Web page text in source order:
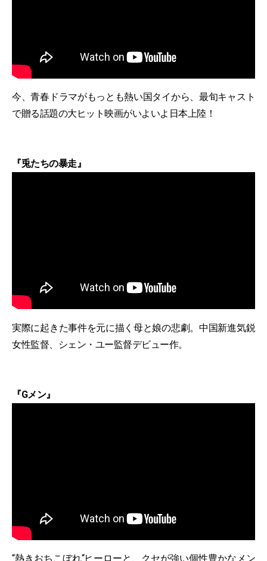
今、青春ドラマがもっとも熱い国タイから、最旬キャスト
で贈る話題の大ヒット映画がいよいよ日本上陸！
『兎たちの暴走』
実際に起きた事件を元に描く母と娘の悲劇。中国新進気鋭
女性監督、シェン・ユー監督デビュー作。
『Gメン』
“熱きおちこぼれ“ヒーローと、クセが強い個性豊かなメン